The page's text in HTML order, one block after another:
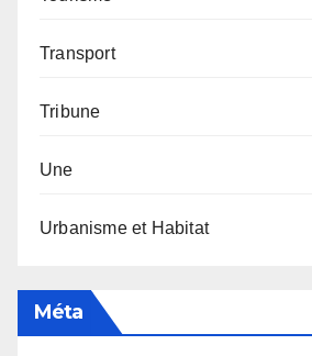
Transport
Tribune
Une
Urbanisme et Habitat
Méta